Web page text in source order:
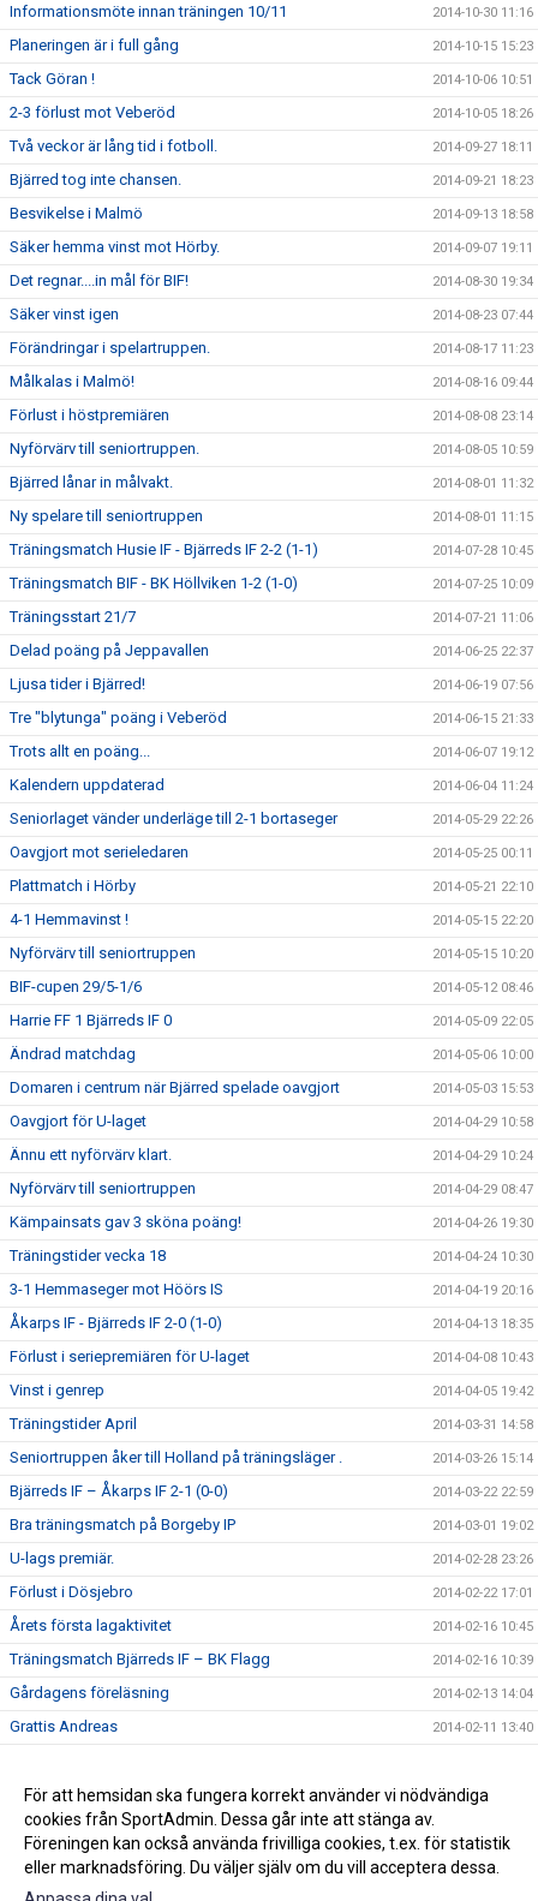
Informationsmöte innan träningen 10/11 2014-10-30 11:16
Planeringen är i full gång 2014-10-15 15:23
Tack Göran ! 2014-10-06 10:51
2-3 förlust mot Veberöd 2014-10-05 18:26
Två veckor är lång tid i fotboll. 2014-09-27 18:11
Bjärred tog inte chansen. 2014-09-21 18:23
Besvikelse i Malmö 2014-09-13 18:58
Säker hemma vinst mot Hörby. 2014-09-07 19:11
Det regnar....in mål för BIF! 2014-08-30 19:34
Säker vinst igen 2014-08-23 07:44
Förändringar i spelartruppen. 2014-08-17 11:23
Målkalas i Malmö! 2014-08-16 09:44
Förlust i höstpremiären 2014-08-08 23:14
Nyförvärv till seniortruppen. 2014-08-05 10:59
Bjärred lånar in målvakt. 2014-08-01 11:32
Ny spelare till seniortruppen 2014-08-01 11:15
Träningsmatch Husie IF - Bjärreds IF 2-2 (1-1) 2014-07-28 10:45
Träningsmatch BIF - BK Höllviken 1-2 (1-0) 2014-07-25 10:09
Träningsstart 21/7 2014-07-21 11:06
Delad poäng på Jeppavallen 2014-06-25 22:37
Ljusa tider i Bjärred! 2014-06-19 07:56
Tre "blytunga" poäng i Veberöd 2014-06-15 21:33
Trots allt en poäng... 2014-06-07 19:12
Kalendern uppdaterad 2014-06-04 11:24
Seniorlaget vänder underläge till 2-1 bortaseger 2014-05-29 22:26
Oavgjort mot serieledaren 2014-05-25 00:11
Plattmatch i Hörby 2014-05-21 22:10
4-1 Hemmavinst ! 2014-05-15 22:20
Nyförvärv till seniortruppen 2014-05-15 10:20
BIF-cupen 29/5-1/6 2014-05-12 08:46
Harrie FF 1 Bjärreds IF 0 2014-05-09 22:05
Ändrad matchdag 2014-05-06 10:00
Domaren i centrum när Bjärred spelade oavgjort 2014-05-03 15:53
Oavgjort för U-laget 2014-04-29 10:58
Ännu ett nyförvärv klart. 2014-04-29 10:24
Nyförvärv till seniortruppen 2014-04-29 08:47
Kämpainsats gav 3 sköna poäng! 2014-04-26 19:30
Träningstider vecka 18 2014-04-24 10:30
3-1 Hemmaseger mot Höörs IS 2014-04-19 20:16
Åkarps IF - Bjärreds IF 2-0 (1-0) 2014-04-13 18:35
Förlust i seriepremiären för U-laget 2014-04-08 10:43
Vinst i genrep 2014-04-05 19:42
Träningstider April 2014-03-31 14:58
Seniortruppen åker till Holland på träningsläger . 2014-03-26 15:14
Bjärreds IF – Åkarps IF 2-1 (0-0) 2014-03-22 22:59
Bra träningsmatch på Borgeby IP 2014-03-01 19:02
U-lags premiär. 2014-02-28 23:26
Förlust i Dösjebro 2014-02-22 17:01
Årets första lagaktivitet 2014-02-16 10:45
Träningsmatch Bjärreds IF – BK Flagg 2014-02-16 10:39
Gårdagens föreläsning 2014-02-13 14:04
Grattis Andreas 2014-02-11 13:40
Spelprogram div 4 västra 2014-02-04 12:39
Lottningen till EMEK-cupen klar 2014-01-17 11:35
För att hemsidan ska fungera korrekt använder vi nödvändiga
cookies från SportAdmin. Dessa går inte att stänga av.
Föreningen kan också använda frivilliga cookies, t.ex. för statistik
eller marknadsföring. Du väljer själv om du vill acceptera dessa.